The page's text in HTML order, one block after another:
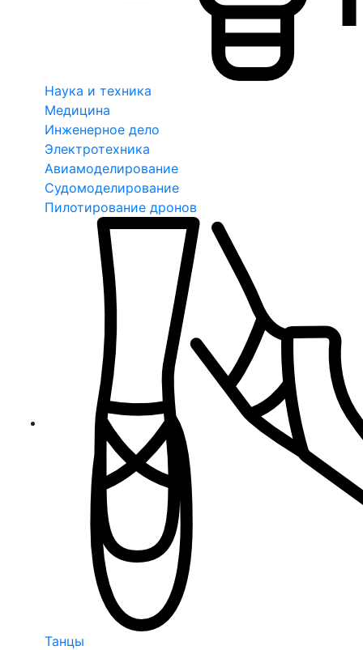
Наука и техника
Медицина
Инженерное дело
Электротехника
Авиамоделирование
Судомоделирование
Пилотирование дронов
Танцы